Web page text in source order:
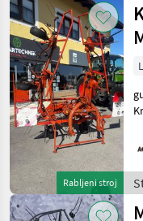
Rabljeni stroj